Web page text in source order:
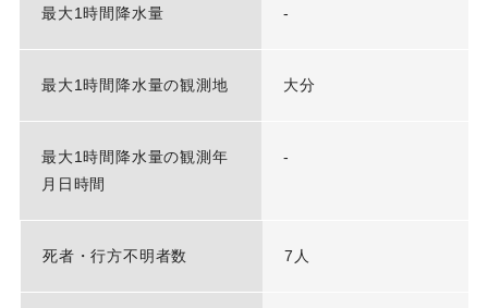
最大1時間降水量 -
最大1時間降水量の観測地 大分
最大1時間降水量の観測年
月日時間
-
死者・行方不明者数 7人